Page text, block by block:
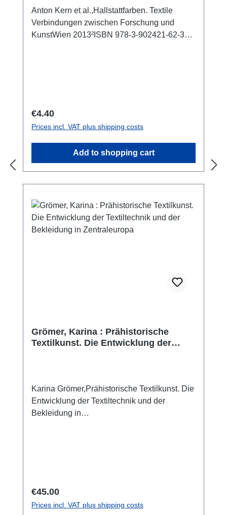
Anton Kern et al.,Hallstattfarben. Textile
Verbindungen zwischen Forschung und
KunstWien 2013²ISBN 978-3-902421-62-350
angewandte Kunst.
Regular price:
€4.40
Prices incl. VAT plus shipping costs
Add to shopping cart
Grömer, Karina : Prähistorische
Textilkunst. Die Entwicklung der
Karina Grömer,Prähistorische Textilkunst. Die
Entwicklung der Textiltechnik und der
Bekleidung in
Handwerkskunst. Textiles Handwerk begleitet
Regular price:
€45.00
Prices incl. VAT plus shipping costs